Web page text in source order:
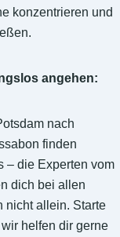
konzentrieren und
angehen:
nach
finden
– die Experten vom
dich bei allen
nicht allein. Starte
helfen dir gerne